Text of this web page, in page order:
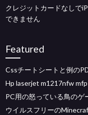
クレジットカードなしで
できません
Featured
Cssチートシートと例の
Hp laserjet m1217nfw
PC用の怒っている鳥のゲ
ウイルスフリーの